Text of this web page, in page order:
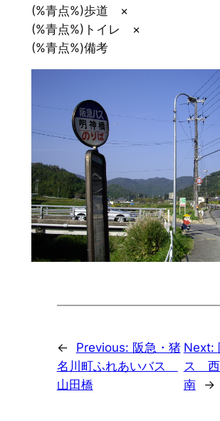
(%青点%)歩道 ×
(%青点%)トイレ ×
(%青点%)備考
← Previous: 阪急・猪
名川町ふれあいバス
山田橋
Next:
ス 西
南
→